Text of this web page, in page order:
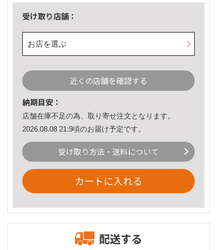
受け取り店舗：
お店を選ぶ
近くの店舗を確認する
納期目安：
店舗在庫不足の為、取り寄せ注文となります。
2026.08.08 21:9頃のお届け予定です。
受け取り方法・送料について
カートに入れる
配送する